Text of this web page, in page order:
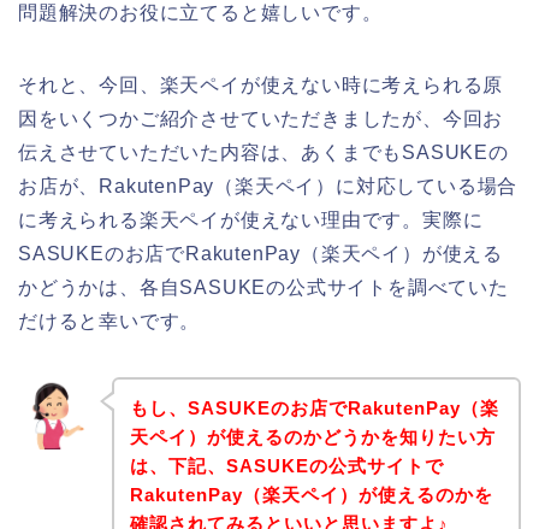
問題解決のお役に立てると嬉しいです。
それと、今回、楽天ペイが使えない時に考えられる原
因をいくつかご紹介させていただきましたが、今回お
伝えさせていただいた内容は、あくまでもSASUKEの
お店が、RakutenPay（楽天ペイ）に対応している場合
に考えられる楽天ペイが使えない理由です。実際に
SASUKEのお店でRakutenPay（楽天ペイ）が使える
かどうかは、各自SASUKEの公式サイトを調べていた
だけると幸いです。
もし、SASUKEのお店でRakutenPay（楽
天ペイ）が使えるのかどうかを知りたい方
は、下記、SASUKEの公式サイトで
RakutenPay（楽天ペイ）が使えるのかを
確認されてみるといいと思いますよ♪